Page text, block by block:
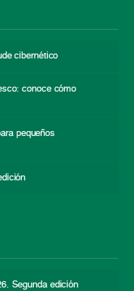
cibernético
conoce cómo
pequeños
Segunda edición